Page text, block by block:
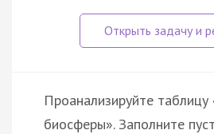
Проанализируйте
биосферы». Заполните